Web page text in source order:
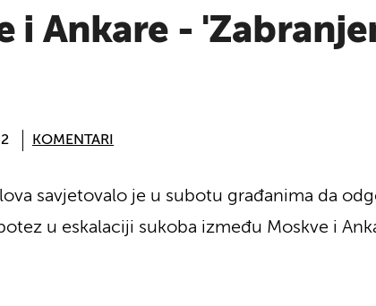
i Ankare -
KOMENTARI
savjetovalo je u subotu građanima da
u eskalaciji sukoba između Moskve i